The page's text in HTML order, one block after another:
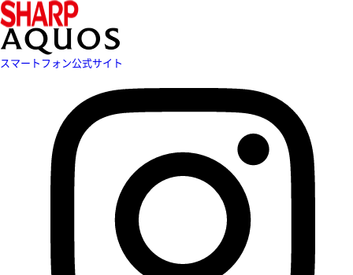
スマートフォン公式サイト